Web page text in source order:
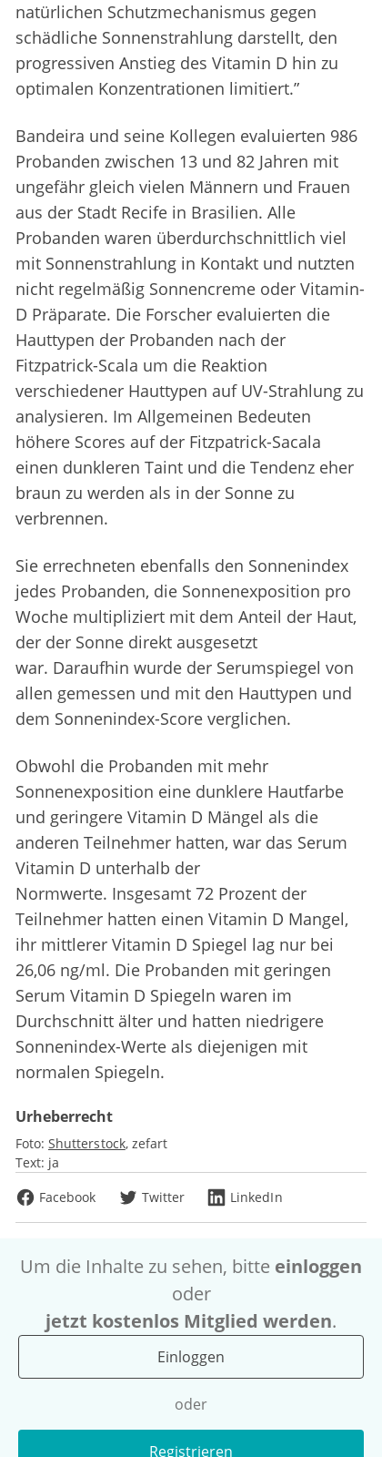
natürlichen Schutzmechanismus gegen
schädliche Sonnenstrahlung darstellt, den
progressiven Anstieg des Vitamin D hin zu
optimalen Konzentrationen limitiert.”
Bandeira und seine Kollegen evaluierten 986
Probanden zwischen 13 und 82 Jahren mit
ungefähr gleich vielen Männern und Frauen
aus der Stadt Recife in Brasilien. Alle
Probanden waren überdurchschnittlich viel
mit Sonnenstrahlung in Kontakt und nutzten
nicht regelmäßig Sonnencreme oder Vitamin-
D Präparate. Die Forscher evaluierten die
Hauttypen der Probanden nach der
Fitzpatrick-Scala um die Reaktion
verschiedener Hauttypen auf UV-Strahlung zu
analysieren. Im Allgemeinen Bedeuten
höhere Scores auf der Fitzpatrick-Sacala
einen dunkleren Taint und die Tendenz eher
braun zu werden als in der Sonne zu
verbrennen.
Sie errechneten ebenfalls den Sonnenindex
jedes Probanden, die Sonnenexposition pro
Woche multipliziert mit dem Anteil der Haut,
der der Sonne direkt ausgesetzt
war. Daraufhin wurde der Serumspiegel von
allen gemessen und mit den Hauttypen und
dem Sonnenindex-Score verglichen.
Obwohl die Probanden mit mehr
Sonnenexposition eine dunklere Hautfarbe
und geringere Vitamin D Mängel als die
anderen Teilnehmer hatten, war das Serum
Vitamin D unterhalb der
Normwerte. Insgesamt 72 Prozent der
Teilnehmer hatten einen Vitamin D Mangel,
ihr mittlerer Vitamin D Spiegel lag nur bei
26,06 ng/ml. Die Probanden mit geringen
Serum Vitamin D Spiegeln waren im
Durchschnitt älter und hatten niedrigere
Sonnenindex-Werte als diejenigen mit
normalen Spiegeln.
Urheberrecht
Foto: Shutterstock zefart
Text: ja
Facebook
Twitter LinkedIn
Um die Inhalte zu sehen, bitte einloggen
oder
jetzt kostenlos Mitglied werden.
Einloggen
oder
Registrieren